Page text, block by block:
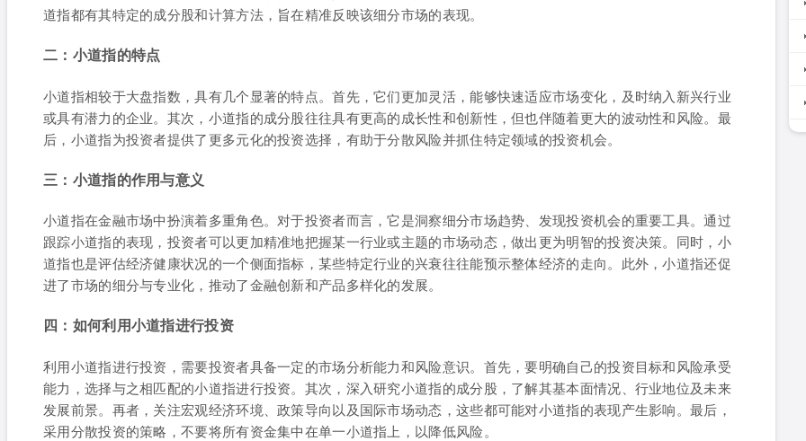
道指都有其特定的成分股和计算方法，旨在精准反映该细分市场的表现。
二：小道指的特点
小道指相较于大盘指数，具有几个显著的特点。首先，它们更加灵活，能够快速适应市场变化，及时纳入新兴行业
或具有潜力的企业。其次，小道指的成分股往往具有更高的成长性和创新性，但也伴随着更大的波动性和风险。最
后，小道指为投资者提供了更多元化的投资选择，有助于分散风险并抓住特定领域的投资机会。
三：小道指的作用与意义
小道指在金融市场中扮演着多重角色。对于投资者而言，它是洞察细分市场趋势、发现投资机会的重要工具。通过
跟踪小道指的表现，投资者可以更加精准地把握某一行业或主题的市场动态，做出更为明智的投资决策。同时，小
道指也是评估经济健康状况的一个侧面指标，某些特定行业的兴衰往往能预示整体经济的走向。此外，小道指还促
进了市场的细分与专业化，推动了金融创新和产品多样化的发展。
四：如何利用小道指进行投资
利用小道指进行投资，需要投资者具备一定的市场分析能力和风险意识。首先，要明确自己的投资目标和风险承受
能力，选择与之相匹配的小道指进行投资。其次，深入研究小道指的成分股，了解其基本面情况、行业地位及未来
发展前景。再者，关注宏观经济环境、政策导向以及国际市场动态，这些都可能对小道指的表现产生影响。最后，
采用分散投资的策略，不要将所有资金集中在单一小道指上，以降低风险。